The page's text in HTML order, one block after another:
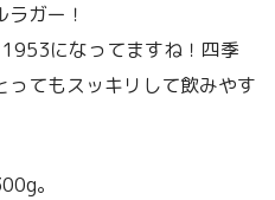
ガー！
になってますね！四季
てもスッキリして飲みやす
。